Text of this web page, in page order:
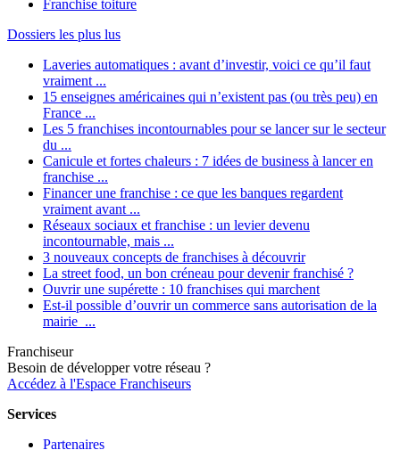
Franchise toiture
Dossiers les plus lus
Laveries automatiques : avant d’investir, voici ce qu’il faut
vraiment ...
15 enseignes américaines qui n’existent pas (ou très peu) en
France ...
Les 5 franchises incontournables pour se lancer sur le secteur
du ...
Canicule et fortes chaleurs : 7 idées de business à lancer en
franchise ...
Financer une franchise : ce que les banques regardent
vraiment avant ...
Réseaux sociaux et franchise : un levier devenu
incontournable, mais ...
3 nouveaux concepts de franchises à découvrir
La street food, un bon créneau pour devenir franchisé ?
Ouvrir une supérette : 10 franchises qui marchent
Est-il possible d’ouvrir un commerce sans autorisation de la
mairie ...
Franchiseur
Besoin de développer votre réseau ?
Accédez à l'Espace Franchiseurs
Services
Partenaires